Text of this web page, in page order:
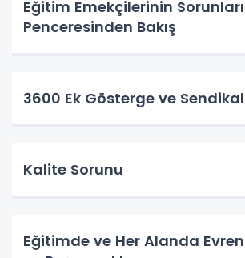
Eğitim Emekçilerinin
Penceresinden Bakış
3600 Ek Gösterge ve
Kalite Sorunu
Eğitimde ve Her Alanda